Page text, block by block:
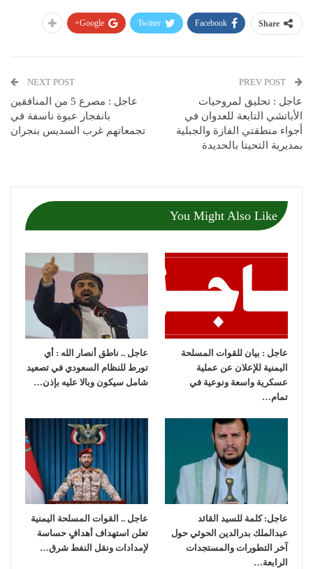
Share
Facebook
Twitter
Google+
عاجل : تحليق لمروحيات
الأباتشي التابعة للعدوان في
أجواء منطقتي الفازة والجبلية
بمديرية التحيتا بالحديدة
NEXT POST
عاجل : مصرع 5 من المنافقين
بانفجار عبوة ناسفة في
تجمعاتهم غرب السديس بنجران
You Might Also Like
عاجل : بيان للقوات المسلحة
اليمنية للإعلان عن عملية
عسكرية واسعة ونوعية في
تمام…
عاجل .. ناطق أنصار الله : أي
تورط للنظام السعودي في تصعيد
شامل سيكون وبالا عليه بإذن…
عاجل: كلمة للسيد القائد
عبدالملك بدرالدين الحوثي حول
آخر التطورات والمستجدات
الرابعة…
عاجل .. القوات المسلحة اليمنية
تعلن استهداف أهدافٍ حساسة
لإمدادات ونقل النفط شرق…